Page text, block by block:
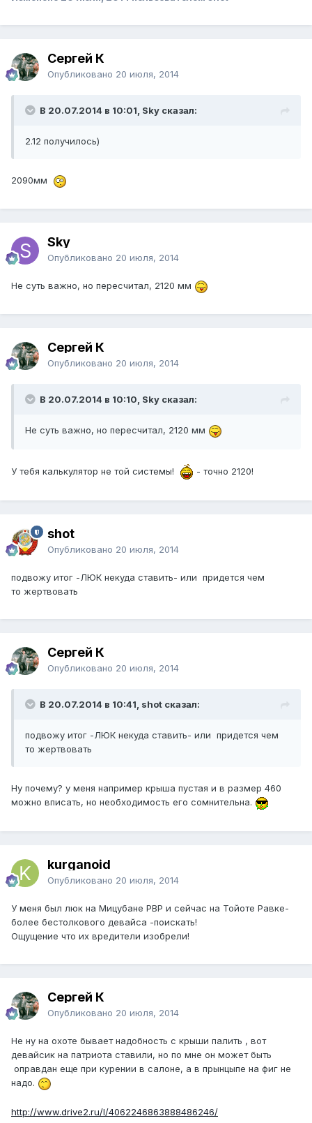
Сергей К
Опубликовано 20 июля, 2014
В 20.07.2014 в 10:01, Sky сказал:
2.12 получилось)
2090мм
Sky
Опубликовано 20 июля, 2014
Не суть важно, но пересчитал, 2120 мм
Сергей К
Опубликовано 20 июля, 2014
В 20.07.2014 в 10:10, Sky сказал:
Не суть важно, но пересчитал, 2120 мм
У тебя калькулятор не той системы! - точно 2120!
shot
Опубликовано 20 июля, 2014
подвожу итог -ЛЮК некуда ставить- или придется чем
то жертвовать
Сергей К
Опубликовано 20 июля, 2014
В 20.07.2014 в 10:41, shot сказал:
подвожу итог -ЛЮК некуда ставить- или придется чем
то жертвовать
Ну почему? у меня например крыша пустая и в размер 460
можно вписать, но необходимость его сомнительна.
kurganoid
Опубликовано 20 июля, 2014
У меня был люк на Мицубане РВР и сейчас на Тойоте Равке-
более бестолкового девайса -поискать!
Ощущение что их вредители изобрели!
Сергей К
Опубликовано 20 июля, 2014
Не ну на охоте бывает надобность с крыши палить , вот
девайсик на патриота ставили, но по мне он может быть
оправдан еще при курении в салоне, а в прынцыпе на фиг не
надо.
http://www.drive2.ru/l/4062246863888486246/